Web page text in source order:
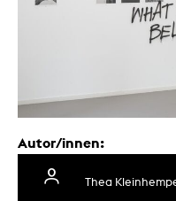
Autor/innen:
Thea